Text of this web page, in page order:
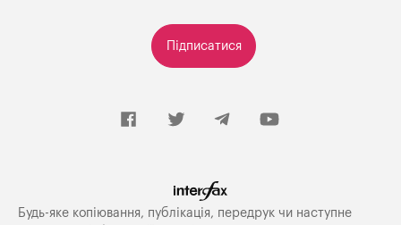
Підписатися
Будь-яке копiювання, публiкацiя, передрук чи наступне